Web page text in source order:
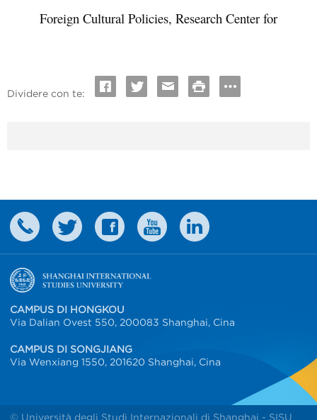
Foreign Cultural Policies, Research Center for
Dividere con te:
CAMPUS DI HONGKOU
Via Dalian Ovest 550, 200083 Shanghai, Cina
CAMPUS DI SONGJIANG
Via Wenxiang 1550, 201620 Shanghai, Cina
© Università degli Studi Internazionali di Shanghai - SISU